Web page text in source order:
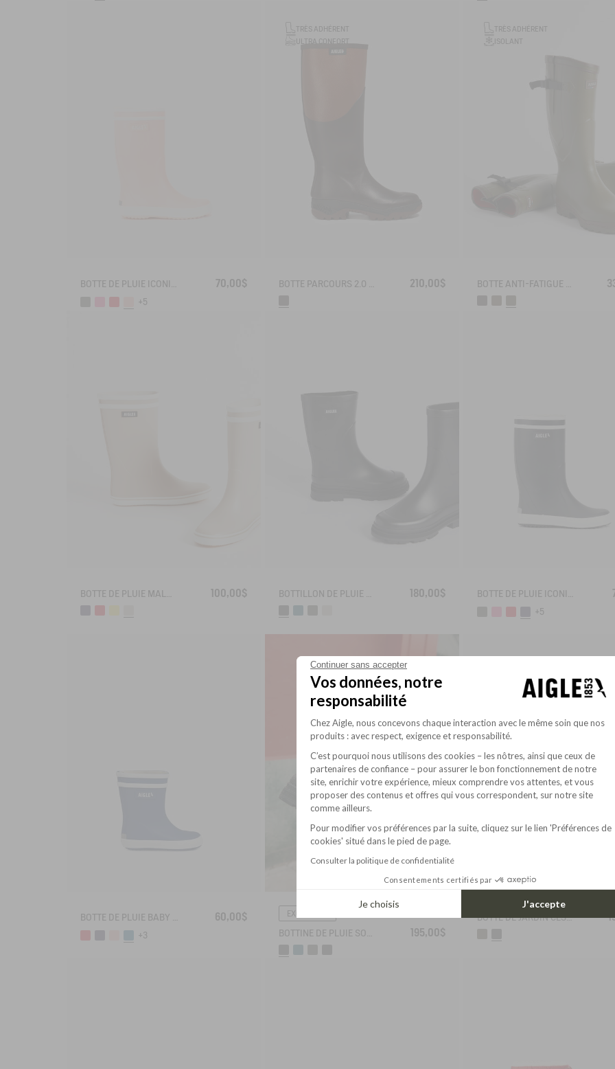
BOTTE DE PLUIE ICONIQUE LOLLY POP 70,00$
+5
TRÈS ADHÉRENT
ULTRA CONFORT
BOTTE PARCOURS 2.0 ANTI-FATIGUE 210,00$
TRÈS ADHÉRENT
ISOLANT
BOTTE ANTI-FATIGUE PARCOURS 2.0 AJUSTABLE DOUBLÉE NÉOPRÈNE
BOTTE DE PLUIE MALOUINE 100,00$ BOTTILLON DE PLUIE MID RAIN 180,00$ BOTTE DE PLUIE ICONIQUE LOLLY POP
+5
BOTTE DE PLUIE BABY FLAC 60,00$
+3
EXCLU WEB
BOTTINE DE PLUIE SOFT RAIN 195,00$
BOTTE DE JARDIN CESSAC
Continuer sans accepter
Vos données, notre
responsabilité
Plateforme de Gestion du Consentement :
Chez Aigle, nous concevons chaque interaction avec le même soin que nos
produits : avec respect, exigence et responsabilité.
C’est pourquoi nous utilisons des cookies – les nôtres, ainsi que ceux de
partenaires de confiance – pour assurer le bon fonctionnement de notre
site, enrichir votre expérience, mieux comprendre vos attentes, et vous
proposer des contenus et offres qui vous correspondent, sur notre site
comme ailleurs.
Pour modifier vos préférences par la suite, cliquez sur le lien 'Préférences de
cookies' situé dans le pied de page.
Consulter la politique de confidentialité
Consentements certifiés par
Je choisis J'accepte
Axeptio consent